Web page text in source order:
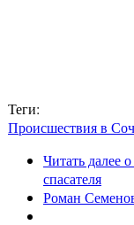
Теги:
Происшествия в
Читать далее
спасателя
Роман